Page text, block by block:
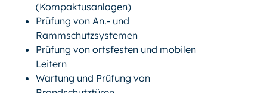
(Kompaktusanlagen)
Prüfung von An.- und
Rammschutzsystemen
Prüfung von ortsfesten und mobilen
Leitern
Wartung und Prüfung von